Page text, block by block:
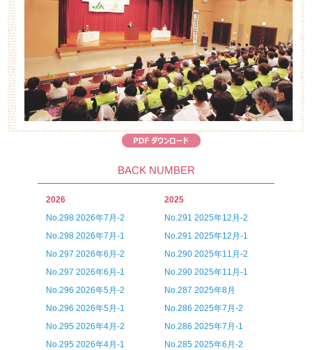
BACK NUMBER
2026
No.298 2026年7月-2
No.298 2026年7月-1
No.297 2026年6月-2
No.297 2026年6月-1
No.296 2026年5月-2
No.296 2026年5月-1
No.295 2026年4月-2
No.295 2026年4月-1
2025
No.291 2025年12月-2
No.291 2025年12月-1
No.290 2025年11月-2
No.290 2025年11月-1
No.287 2025年8月
No.286 2025年7月-2
No.286 2025年7月-1
No.285 2025年6月-2